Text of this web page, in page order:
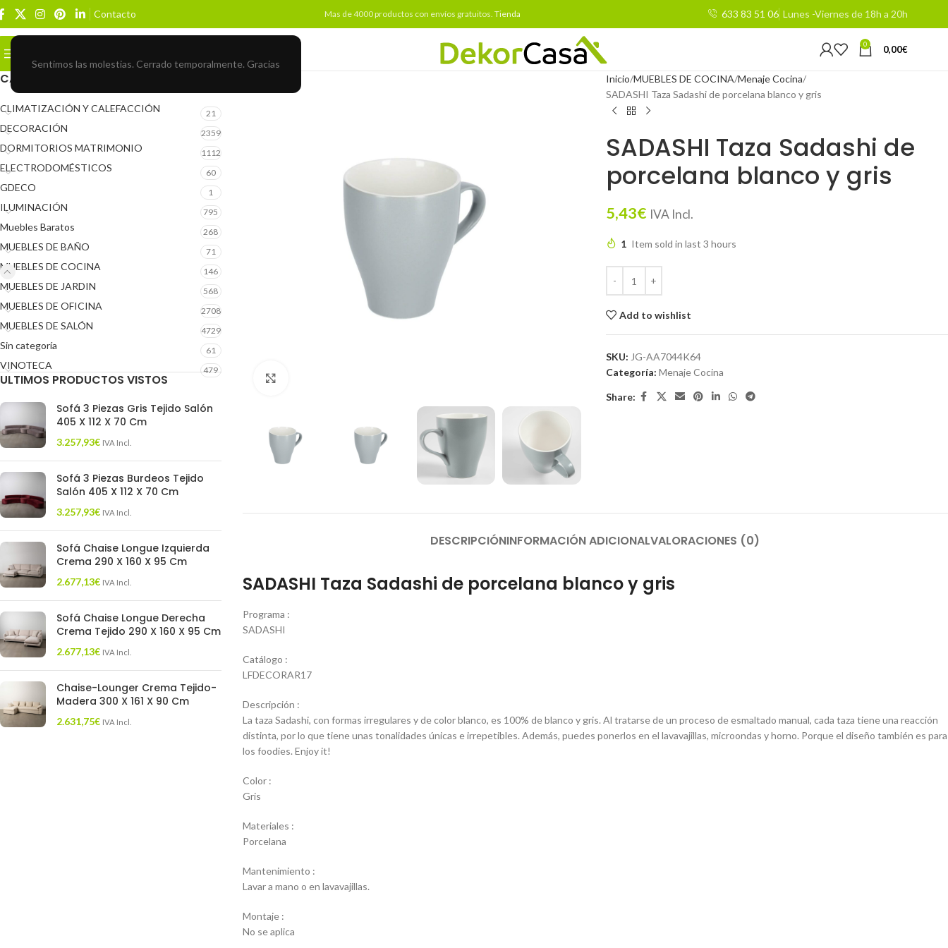
Sentimos las molestias. Cerrado temporalmente. Gracias
Contacto Mas de 4000 productos con envíos gratuitos. Tienda 633 83 51 06 Lunes -Viernes de 18h a 20h
0 0,00€
CATEGORÍAS DEL PRODUCTO
CLIMATIZACIÓN Y CALEFACCIÓN 21
DECORACIÓN 2359
DORMITORIOS MATRIMONIO 1112
ELECTRODOMÉSTICOS 60
GDECO 1
ILUMINACIÓN 795
Muebles Baratos 268
MUEBLES DE BAÑO 71
MUEBLES DE COCINA 146
MUEBLES DE JARDIN 568
MUEBLES DE OFICINA 2708
MUEBLES DE SALÓN 4729
Sin categoría 61
VINOTECA 479
ULTIMOS PRODUCTOS VISTOS
Sofá 3 Piezas Gris Tejido Salón
405 X 112 X 70 Cm
3.257,93€ IVA Incl.
Sofá 3 Piezas Burdeos Tejido
Salón 405 X 112 X 70 Cm
3.257,93€ IVA Incl.
Sofá Chaise Longue Izquierda
Crema 290 X 160 X 95 Cm
2.677,13€ IVA Incl.
Sofá Chaise Longue Derecha
Crema Tejido 290 X 160 X 95 Cm
2.677,13€ IVA Incl.
Chaise-Lounger Crema Tejido-
Madera 300 X 161 X 90 Cm
2.631,75€ IVA Incl.
Inicio MUEBLES DE COCINA Menaje Cocina
SADASHI Taza Sadashi de porcelana blanco y gris
SADASHI Taza Sadashi de
porcelana blanco y gris
5,43€ IVA Incl.
1 Item sold in last 3 hours
Add to wishlist
SKU: JG-AA7044K64
Categoría: Menaje Cocina
Share:
DESCRIPCIÓNINFORMACIÓN ADICIONALVALORACIONES (0)
SADASHI Taza Sadashi de porcelana blanco y gris
Programa :
SADASHI
Catálogo :
LFDECORAR17
Descripción :
La taza Sadashi, con formas irregulares y de color blanco, es 100% de blanco y gris. Al tratarse de un proceso de esmaltado manual, cada taza tiene una reacción
distinta, por lo que tiene unas tonalidades únicas e irrepetibles. Además, puedes ponerlos en el lavavajillas, microondas y horno. Porque el diseño también es para
los foodies. Enjoy it!
Color :
Gris
Materiales :
Porcelana
Mantenimiento :
Lavar a mano o en lavavajillas.
Montaje :
No se aplica